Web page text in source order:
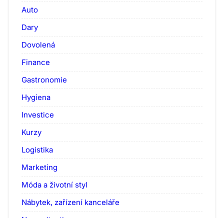
Auto
Dary
Dovolená
Finance
Gastronomie
Hygiena
Investice
Kurzy
Logistika
Marketing
Móda a životní styl
Nábytek, zařízení kanceláře